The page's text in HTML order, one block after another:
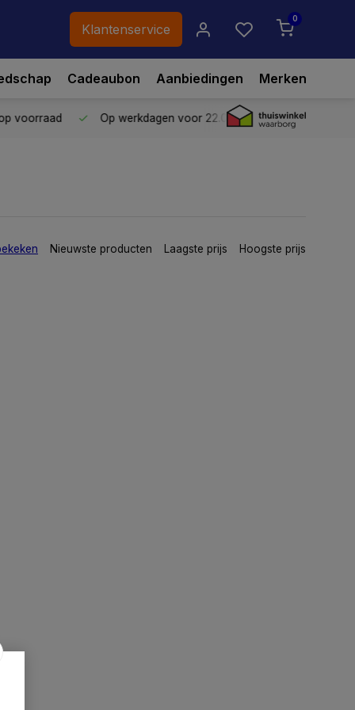
Klantenservice
0
Cadeaubon Aanbiedingen Merken
voorraad Op werkdagen voor 22.00 uur besteld,vandaag
Nieuwste producten Laagste prijs Hoogste prijs